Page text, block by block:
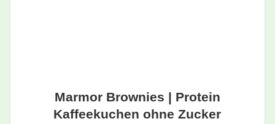
Marmor Brownies | Protein
Kaffeekuchen ohne Zucker